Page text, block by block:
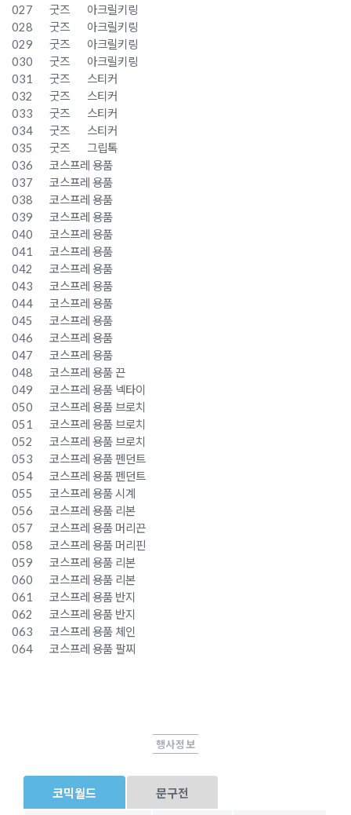
027
굿즈
아크릴키링
028
굿즈
아크릴키링
029
굿즈
아크릴키링
030
굿즈
아크릴키링
031
굿즈
스티커
032
굿즈
스티커
033
굿즈
스티커
034
굿즈
스티커
035
굿즈
그립톡
036
코스프레 용품
037
코스프레 용품
038
코스프레 용품
039
코스프레 용품
040
코스프레 용품
041
코스프레 용품
042
코스프레 용품
043
코스프레 용품
044
코스프레 용품
045
코스프레 용품
046
코스프레 용품
047
코스프레 용품
048
코스프레 용품 끈
049
코스프레 용품 넥타이
050
코스프레 용품 브로치
051
코스프레 용품 브로치
052
코스프레 용품 브로치
053
코스프레 용품 펜던트
054
코스프레 용품 펜던트
055
코스프레 용품 시계
056
코스프레 용품 리본
057
코스프레 용품 머리끈
058
코스프레 용품 머리핀
059
코스프레 용품 리본
060
코스프레 용품 리본
061
코스프레 용품 반지
062
코스프레 용품 반지
063
코스프레 용품 체인
064
코스프레 용품 팔찌
행사정보
코믹월드 문구전